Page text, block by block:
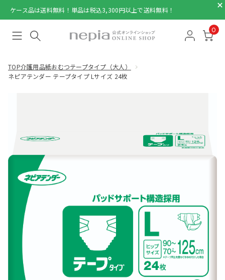
ケース品は送料無料！単品は税込3,300円以上で送料無料！
0
TOP介護用品紙おむつテープタイプ（大人）
ネピアテンダー テープタイプ Lサイズ 24枚